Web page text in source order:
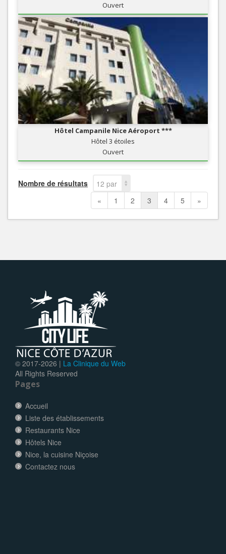
Ouvert
Hôtel Campanile Nice Aéroport ***
Hôtel 3 étoiles
Ouvert
Nombre de résultats
12 par
page
« 1 2 3 4 5 »
© 2017-2026 | La Clinique du Web
All Rights Reserved
Pages
Accueil
Liste des établissements
Restaurants Nice
Hôtels Nice
Nice, la cuisine Niçoise
Contactez nous